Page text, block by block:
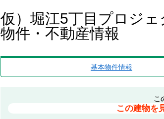
仮）堀江5丁目プロジ
物件・不動産情報
基本物件情報
こ
この建物を